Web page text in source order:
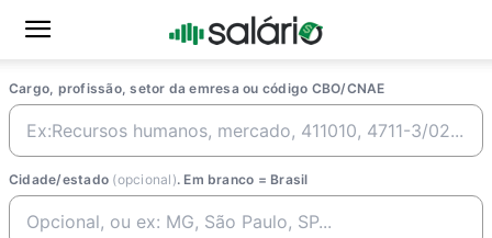
Cargo, profissão, setor da emresa ou código CBO/CNAE
Cidade/estado (opcional). Em branco = Brasil